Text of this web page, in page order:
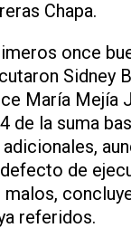
Chapa.
once
Sidney
María Mejía
de la suma
de
referidos.